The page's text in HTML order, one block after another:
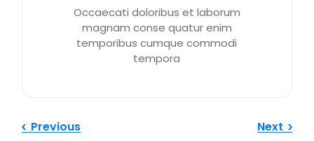
Occaecati doloribus et laborum
magnam conse quatur enim
temporibus cumque commodi
tempora
Previous Next